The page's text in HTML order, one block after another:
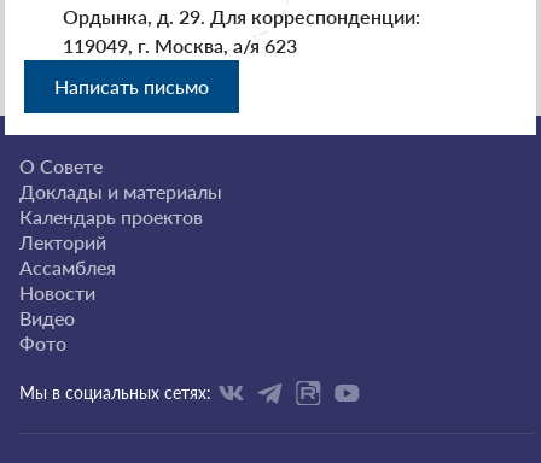
Ордынка, д. 29. Для корреспонденции:
119049, г. Москва, а/я 623
Написать письмо
О Совете
Доклады и материалы
Календарь проектов
Лекторий
Ассамблея
Новости
Видео
Фото
Мы в социальных сетях: